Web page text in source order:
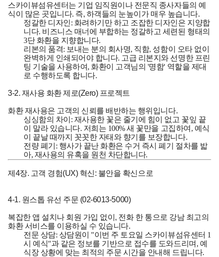
스카이뷰섬유센터는 기업 임직원이나 전문직 종사자들의 예
식이 많은 곳입니다. 즉, 하객들의 눈높이가 매우 높습니다.
정갈한 디자인: 화려하기만 하고 조잡한 디자인은 지양합
니다. 비즈니스 매너에 부합하는 정갈하고 세련된 형태의
3단 화환을 지향합니다.
리본의 품격: 보내는 분의 회사명, 직함, 성함이 오타 없이
완벽하게 인쇄되어야 합니다. 고급 리본지와 선명한 프린
팅 기술을 사용하여, 화환이 고객님의 '명함' 역할을 제대
로 수행하도록 합니다.
3-2. 재사용 화환 제로(Zero) 프로젝트
화환 재사용은 고객의 신뢰를 배반하는 행위입니다.
싱싱함의 차이: 재사용한 꽃은 줄기에 힘이 없고 꽃잎 끝
이 말라 있습니다. 저희는 100% 새 꽃만을 고집하여, 예식
이 끝날 때까지 꼿꼿한 자태와 향기를 보장합니다.
전량 폐기: 행사가 끝난 화환은 수거 즉시 폐기 절차를 밟
아, 재사용의 유혹을 원천 차단합니다.
제4장. 고객 경험(UX) 혁신: 불안을 확신으로
4-1. 원스톱 유선 주문 (02-6013-5000)
복잡한 앱 설치나 회원 가입 없이, 전화 한 통으로 강남 최고의
화환 서비스를 이용하실 수 있습니다.
전문 상담: 상담원이 "이번 주 토요일 스카이뷰섬유센터 1
시 예식"과 같은 정보를 기반으로 접수를 도와드리며, 예
식장 상황에 맞는 최적의 주문 시간을 안내해 드립니다.